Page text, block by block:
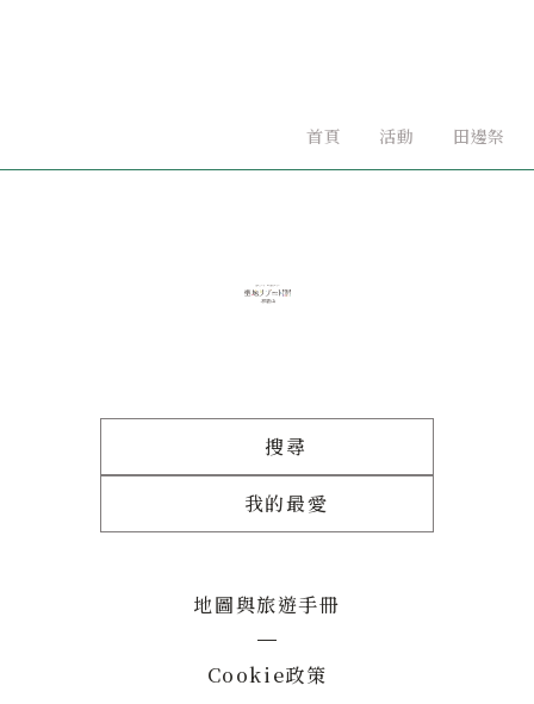
首頁 活動 田邊祭
搜尋
我的最愛
地圖與旅遊手冊
Cookie政策